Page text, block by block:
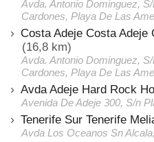
Avda. Antonio Dominguez,
Cardones, Playa De Las
Costa Adeje Costa
(16,8 km)
Avda. Antonio Dominguez,
Cardones, Playa De Las
Avda Adeje Hard Rock
Avenida De Adeje 300, S/n
Tenerife Sur Tenerife
Avda Los Oceanos Sn